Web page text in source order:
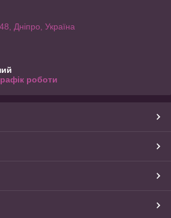
Дніпро, Україна
роботи